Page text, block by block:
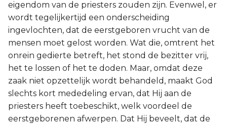
eigendom van de priesters zouden zijn. Evenwel, er
wordt tegelijkertijd een onderscheiding
ingevlochten, dat de eerstgeboren vrucht van de
mensen moet gelost worden. Wat die, omtrent het
onrein gedierte betreft, het stond de bezitter vrij,
het te lossen of het te doden. Maar, omdat deze
zaak niet opzettelijk wordt behandeld, maakt God
slechts kort mededeling ervan, dat Hij aan de
priesters heeft toebeschikt, welk voordeel de
eerstgeborenen afwerpen. Dat Hij beveelt, dat de